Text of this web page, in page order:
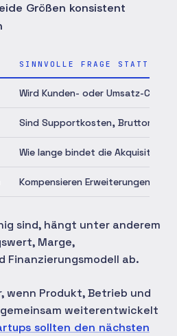
Größen konsistent
SINNVOLLE FRAGE STATT
Wird Kunden- oder Umsatz-Churn
Sind Supportkosten,
Wie lange bindet die Akquisition
Kompensieren Erweiterungen die
sind, hängt unter anderem
Marge,
Finanzierungsmodell ab.
wenn Produkt, Betrieb und
weiterentwickelt
sollten den nächsten